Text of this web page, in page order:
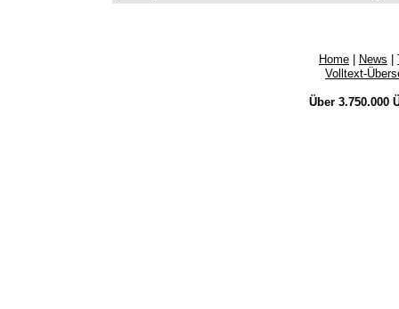
Home News
Volltext-
Über 3.750.000